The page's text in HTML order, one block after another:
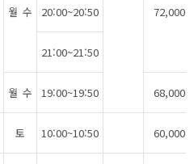
월 수 72,000
20:00~20:50
21:00~21:50
월 수 19:00~19:50 68,000
토 10:00~10:50 60,000